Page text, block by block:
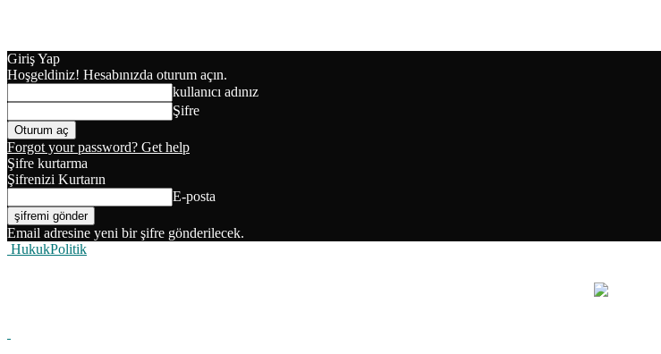
Giriş Yap
Hoşgeldiniz! Hesabınızda oturum açın.
kullanıcı adınız
Şifre
Forgot your password? Get help
Şifre kurtarma
Şifrenizi Kurtarın
E-posta
Email adresine yeni bir şifre gönderilecek.
HukukPolitik